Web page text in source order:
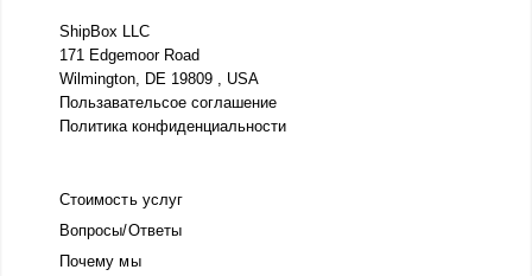
ShipBox LLC
171 Edgemoor Road
Wilmington, DE 19809 , USA
Пользавательсое соглашение
Политика конфиденциальности
Стоимость услуг
Вопросы/Ответы
Почему мы